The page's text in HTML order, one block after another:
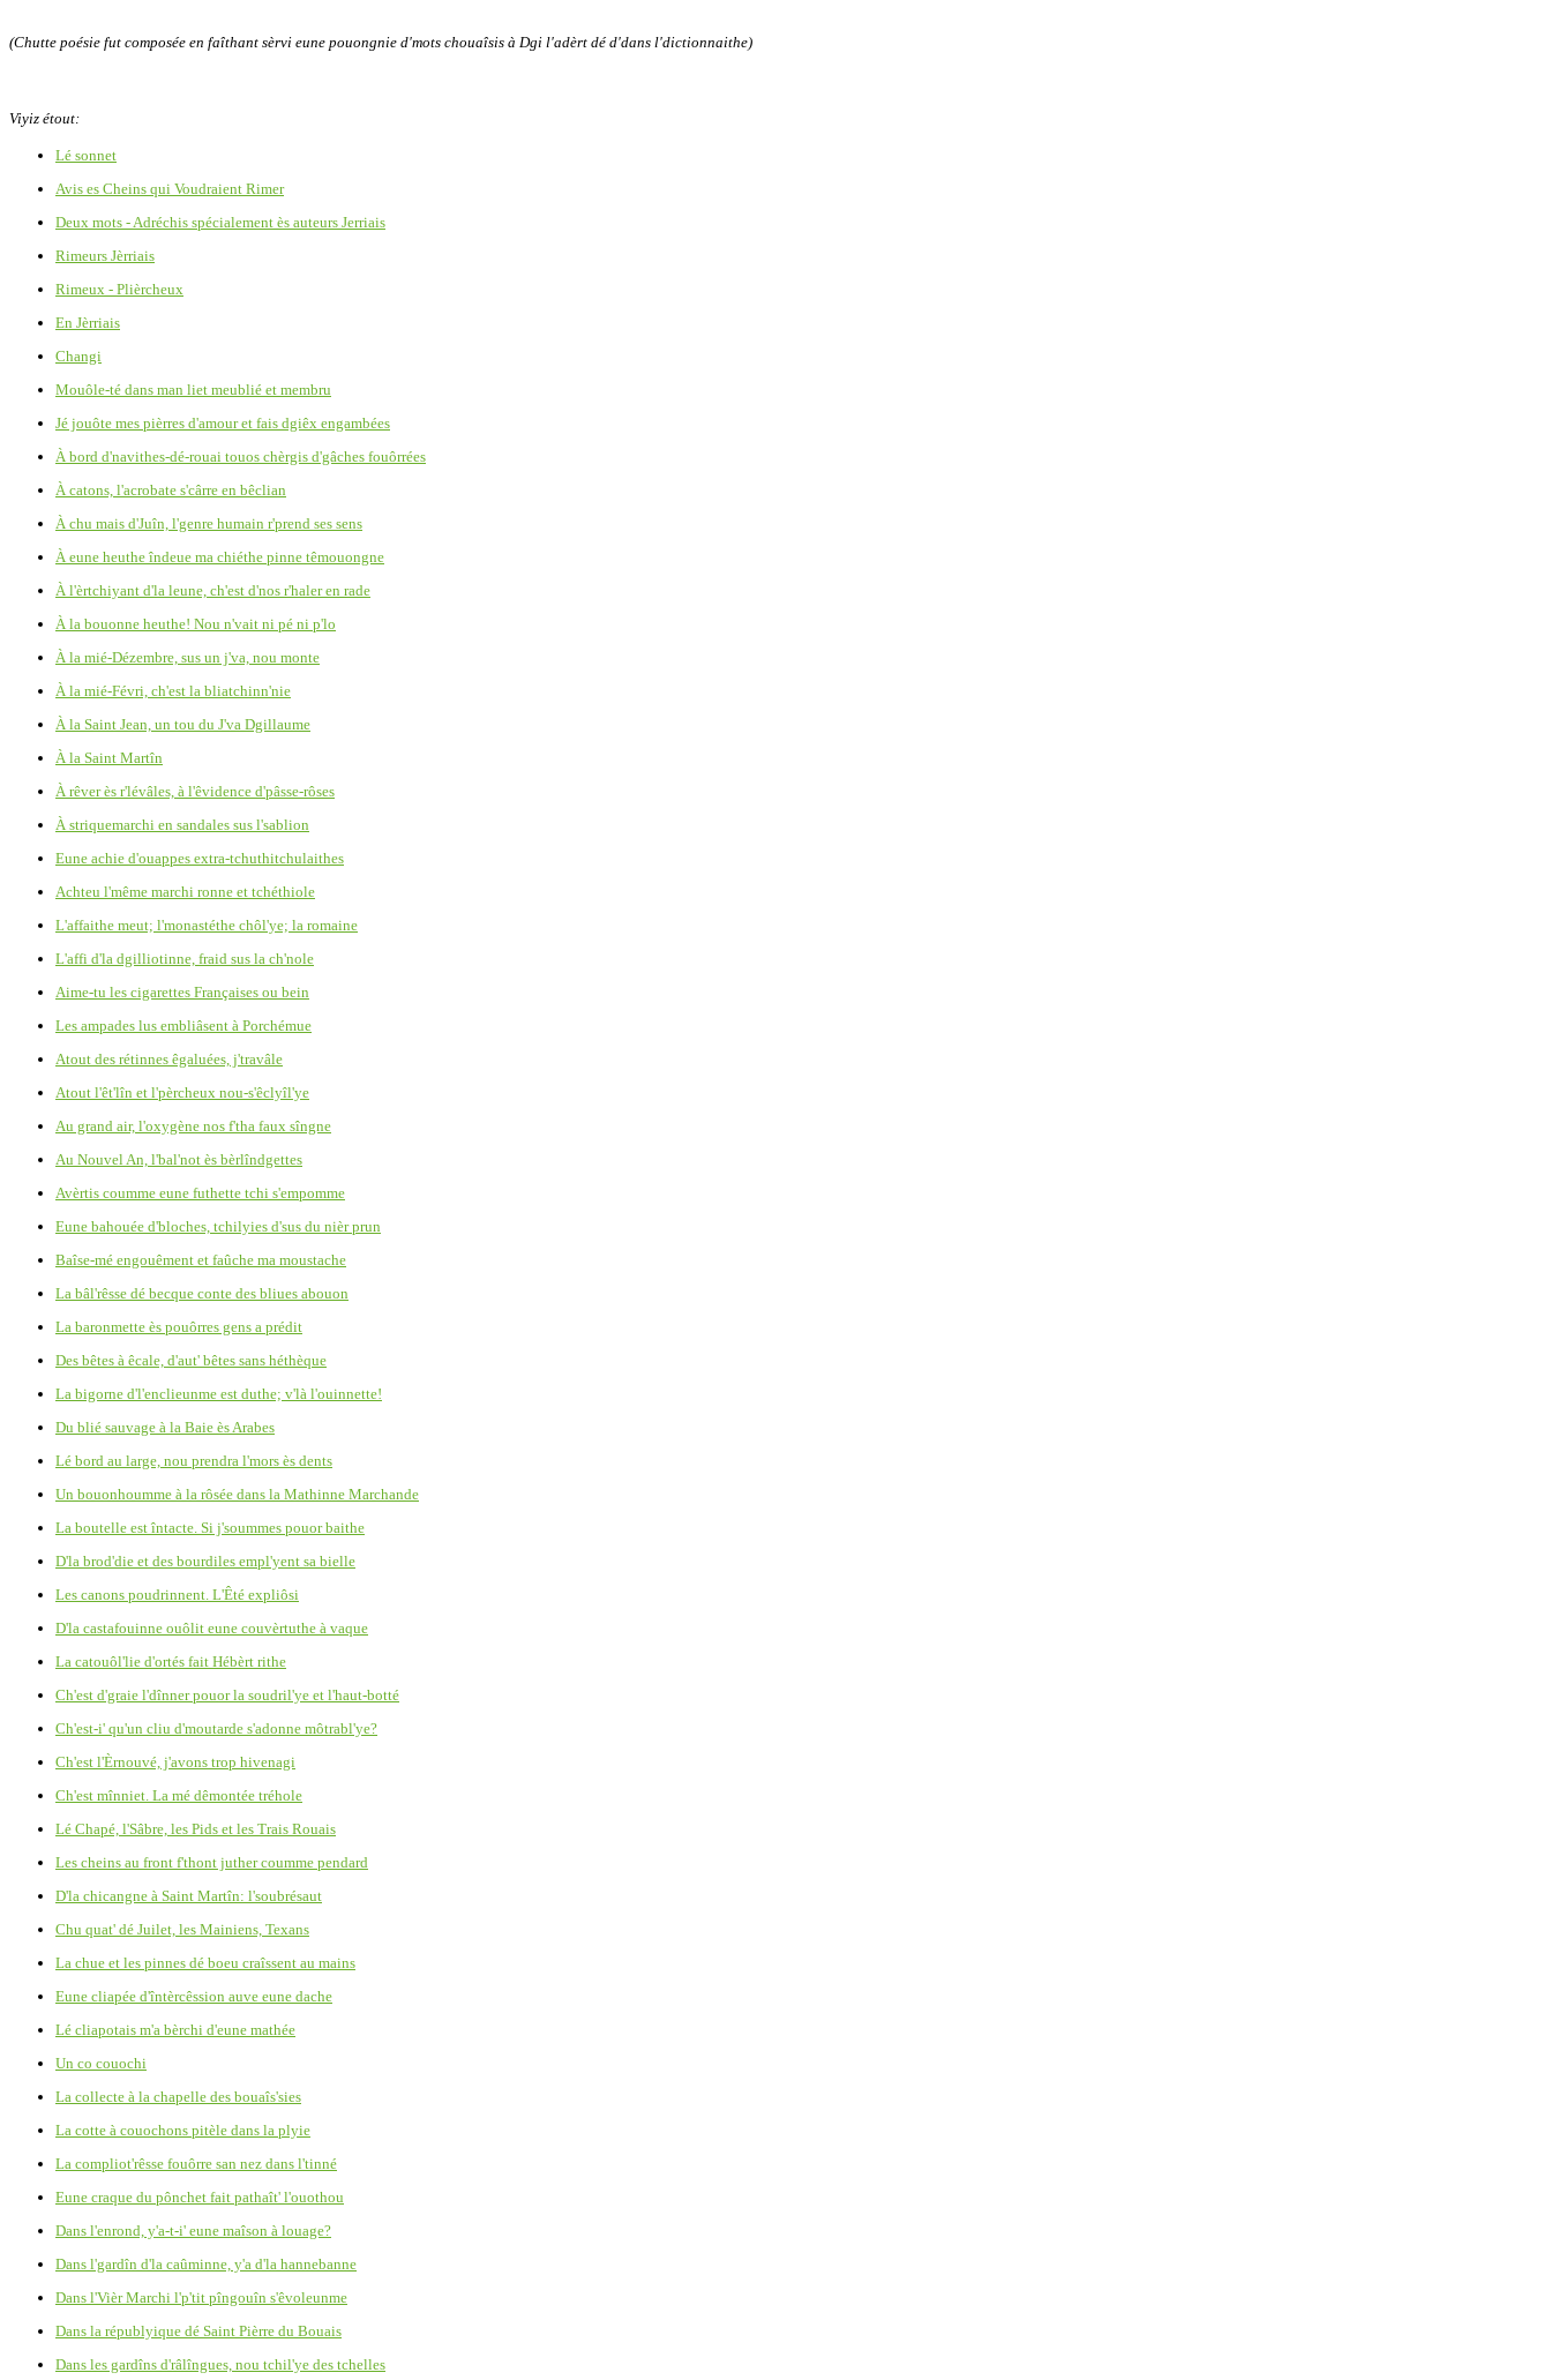
(Chutte poésie fut composée en faîthant sèrvi eune pouongnie d'mots chouaîsis à Dgi l'adèrt dé d'dans l'dictionnaithe)
Viyiz étout:
Lé sonnet
Avis es Cheins qui Voudraient Rimer
Deux mots - Adréchis spécialement ès auteurs Jerriais
Rimeurs Jèrriais
Rimeux - Plièrcheux
En Jèrriais
Changi
Mouôle-té dans man liet meublié et membru
Jé jouôte mes pièrres d'amour et fais dgiêx engambées
À bord d'navithes-dé-rouai touos chèrgis d'gâches fouôrrées
À catons, l'acrobate s'cârre en bêclian
À chu mais d'Juîn, l'genre humain r'prend ses sens
À eune heuthe îndeue ma chiéthe pinne têmouongne
À l'èrtchiyant d'la leune, ch'est d'nos r'haler en rade
À la bouonne heuthe! Nou n'vait ni pé ni p'lo
À la mié-Dézembre, sus un j'va, nou monte
À la mié-Févri, ch'est la bliatchinn'nie
À la Saint Jean, un tou du J'va Dgillaume
À la Saint Martîn
À rêver ès r'lévâles, à l'êvidence d'pâsse-rôses
À striquemarchi en sandales sus l'sablion
Eune achie d'ouappes extra-tchuthitchulaithes
Achteu l'même marchi ronne et tchéthiole
L'affaithe meut; l'monastéthe chôl'ye; la romaine
L'affi d'la dgilliotinne, fraid sus la ch'nole
Aime-tu les cigarettes Françaises ou bein
Les ampades lus embliâsent à Porchémue
Atout des rétinnes êgaluées, j'travâle
Atout l'êt'lîn et l'pèrcheux nou-s'êclyîl'ye
Au grand air, l'oxygène nos f'tha faux sîngne
Au Nouvel An, l'bal'not ès bèrlîndgettes
Avèrtis coumme eune futhette tchi s'empomme
Eune bahouée d'bloches, tchilyies d'sus du nièr prun
Baîse-mé engouêment et faûche ma moustache
La bâl'rêsse dé becque conte des bliues abouon
La baronmette ès pouôrres gens a prédit
Des bêtes à êcale, d'aut' bêtes sans héthèque
La bigorne d'l'enclieunme est duthe; v'là l'ouinnette!
Du blié sauvage à la Baie ès Arabes
Lé bord au large, nou prendra l'mors ès dents
Un bouonhoumme à la rôsée dans la Mathinne Marchande
La boutelle est întacte. Si j'soummes pouor baithe
D'la brod'die et des bourdiles empl'yent sa bielle
Les canons poudrinnent. L'Êté expliôsi
D'la castafouinne ouôlit eune couvèrtuthe à vaque
La catouôl'lie d'ortés fait Hébèrt rithe
Ch'est d'graie l'dînner pouor la soudril'ye et l'haut-botté
Ch'est-i' qu'un cliu d'moutarde s'adonne môtrabl'ye?
Ch'est l'Èrnouvé, j'avons trop hivenagi
Ch'est mînniet. La mé dêmontée tréhole
Lé Chapé, l'Sâbre, les Pids et les Trais Rouais
Les cheins au front f'thont juther coumme pendard
D'la chicangne à Saint Martîn: l'soubrésaut
Chu quat' dé Juilet, les Mainiens, Texans
La chue et les pinnes dé boeu craîssent au mains
Eune cliapée d'întèrcêssion auve eune dache
Lé cliapotais m'a bèrchi d'eune mathée
Un co couochi
La collecte à la chapelle des bouaîs'sies
La cotte à couochons pitèle dans la plyie
La compliot'rêsse fouôrre san nez dans l'tinné
Eune craque du pônchet fait pathaît' l'ouothou
Dans l'enrond, y'a-t-i' eune maîson à louage?
Dans l'gardîn d'la caûminne, y'a d'la hannebanne
Dans l'Vièr Marchi l'p'tit pîngouîn s'êvoleunme
Dans la républyique dé Saint Pièrre du Bouais
Dans les gardîns d'râlîngues, nou tchil'ye des tchelles